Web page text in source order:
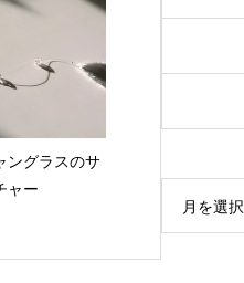
ングラスのサ
ャー
月を選択